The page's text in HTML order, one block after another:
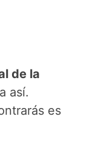
de la
así.
es